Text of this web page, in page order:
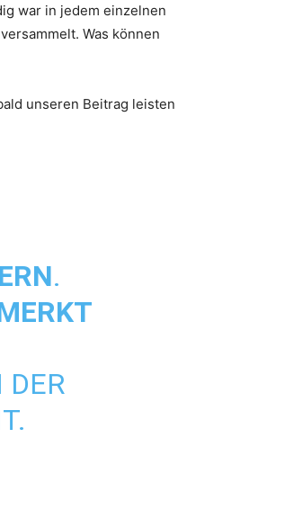
war in jedem einzelnen
Was können
unseren Beitrag leisten
.
DER